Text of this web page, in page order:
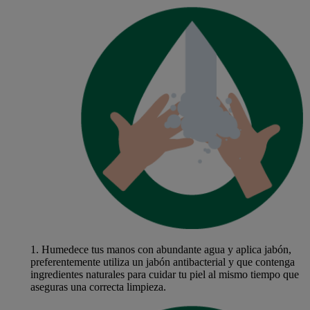
1. Humedece tus manos con abundante agua y aplica jabón,
preferentemente utiliza un jabón antibacterial y que contenga
ingredientes naturales para cuidar tu piel al mismo tiempo que
aseguras una correcta limpieza.